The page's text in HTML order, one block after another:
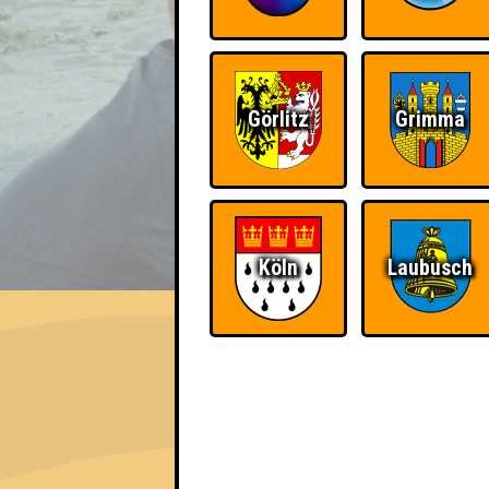
EVENTS
QUIZLABOR Weimar #4
Görlitz Grimma
Köln Laubusch